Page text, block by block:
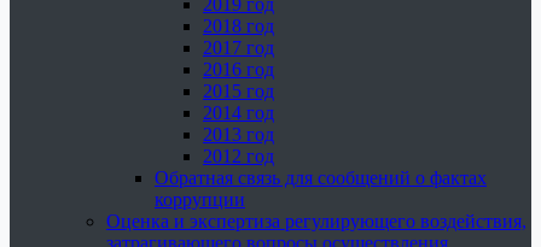
2019 год
2018 год
2017 год
2016 год
2015 год
2014 год
2013 год
2012 год
Обратная связь для сообщений о фактах
коррупции
Оценка и экспертиза регулирующего воздействия,
затрагивающего вопросы осуществления